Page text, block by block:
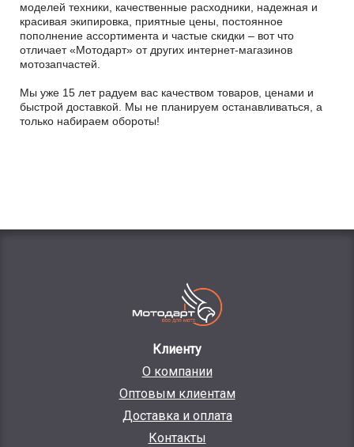
моделей техники, качественные расходники, надежная и
красивая экипировка, приятные цены, постоянное
пополнение ассортимента и частые скидки – вот что
отличает «Мотодарт» от других интернет-магазинов
мотозапчастей.
Мы уже 15 лет радуем вас качеством товаров, ценами и
быстрой доставкой. Мы не планируем останавливаться, а
только набираем обороты!
Клиенту
О компании
Оптовым клиентам
Доставка и оплата
Контакты